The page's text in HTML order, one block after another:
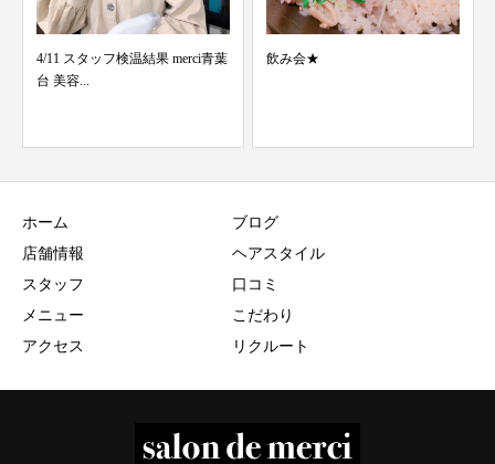
4/11 スタッフ検温結果 merci青葉
台 美容...
飲み会★
ホーム
店舗情報
スタッフ
メニュー
アクセス
ブログ
ヘアスタイル
口コミ
こだわり
リクルート